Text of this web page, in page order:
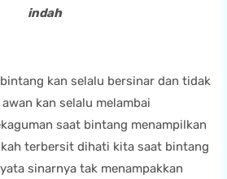
indah
kan selalu bersinar dan tidak
kan selalu melambai
saat bintang menampilkan
terbersit dihati kita saat bintang
sinarnya tak menampakkan